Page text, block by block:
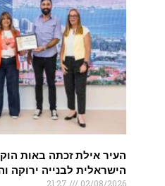
העיר אילת זכתה באות
הישראלית לבנייה ירוקה
02/08/2026